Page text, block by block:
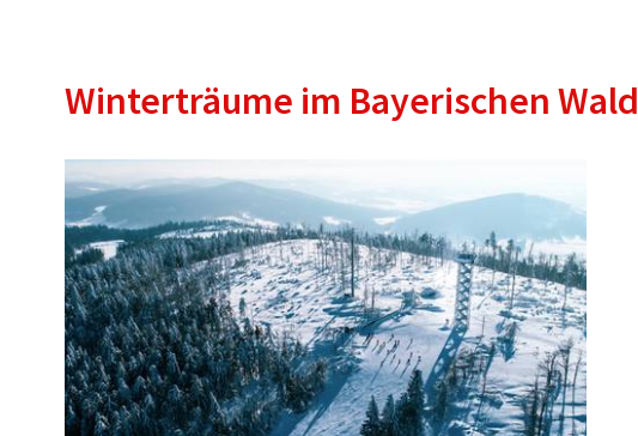
Winterträume im Bayerischen Wald